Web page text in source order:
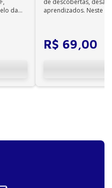
e Lev;
da
de descobertas,
aprendizados. Neste
R$ 69,00